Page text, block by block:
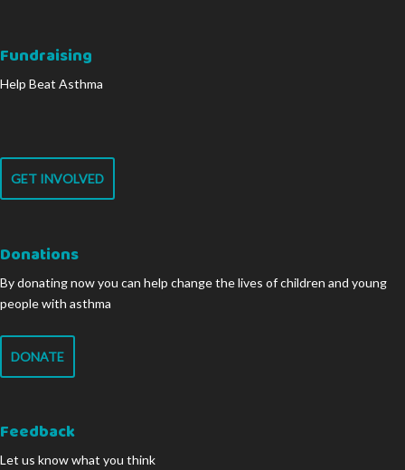
Fundraising
Help Beat Asthma
GET INVOLVED
Donations
By donating now you can help change the lives of children and young
people with asthma
DONATE
Feedback
Let us know what you think